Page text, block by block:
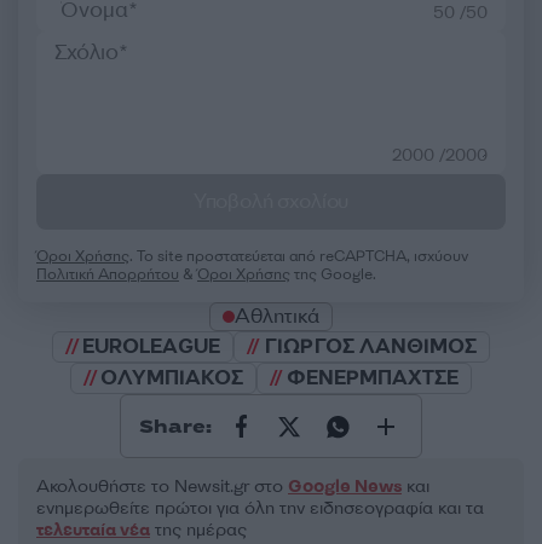
50 /50
2000 /2000
Όροι Χρήσης. Το site προστατεύεται από reCAPTCHA, ισχύουν
Πολιτική Απορρήτου &Όροι Χρήσης της Google.
Αθλητικά
EUROLEAGUE
ΓΙΩΡΓΟΣ ΛΑΝΘΙΜΟΣ
ΟΛΥΜΠΙΑΚΟΣ
ΦΕΝΕΡΜΠΑΧΤΣΕ
Share:
Ακολουθήστε το Νewsit.gr στο Google News και
ενημερωθείτε πρώτοι για όλη την ειδησεογραφία και τα
τελευταία νέα της ημέρας